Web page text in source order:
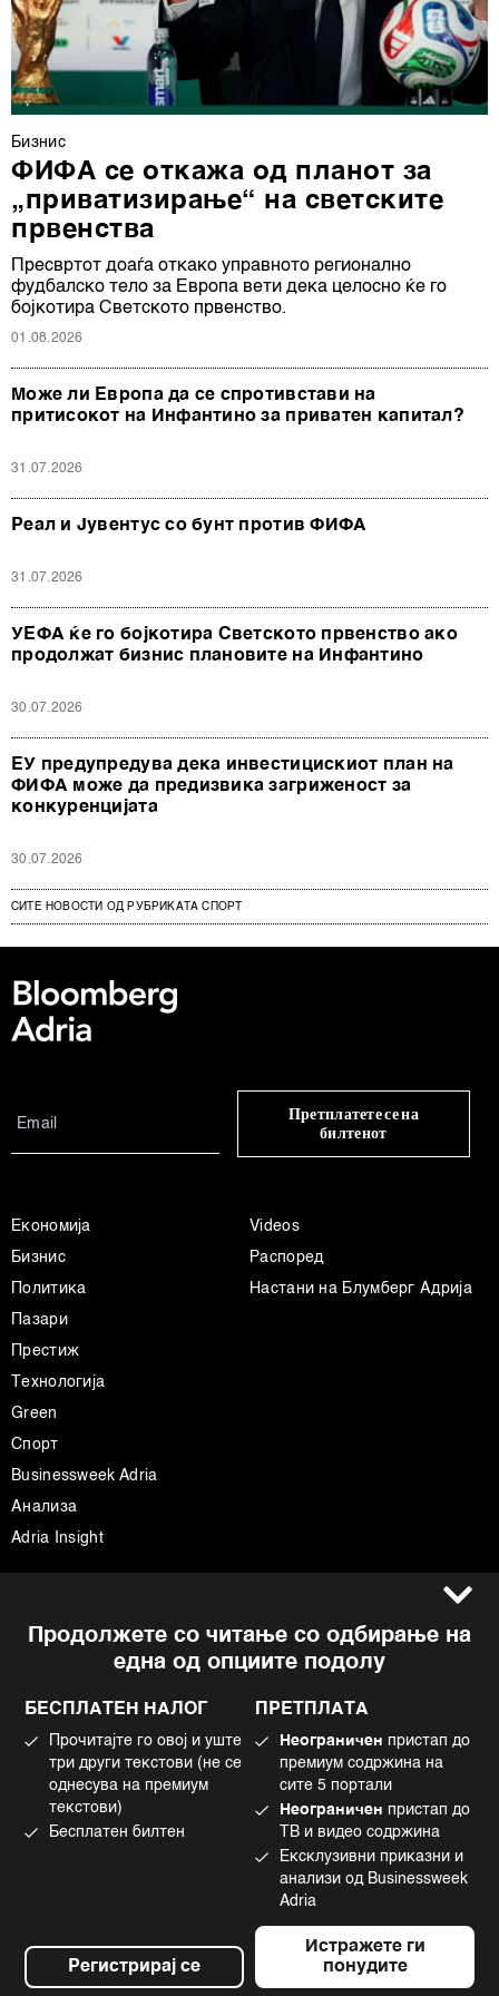
Бизнис
ФИФА се откажа од планот за
„приватизирање“ на светските
првенства
Пресвртот доаѓа откако управното регионално
фудбалско тело за Европа вети дека целосно ќе го
бојкотира Светското првенство.
01.08.2026
Може ли Европа да се спротивстави на
притисокот на Инфантино за приватен капитал?
31.07.2026
Реал и Јувентус со бунт против ФИФА
31.07.2026
УЕФА ќе го бојкотира Светското првенство ако
продолжат бизнис плановите на Инфантино
30.07.2026
ЕУ предупредува дека инвестицискиот план на
ФИФА може да предизвика загриженост за
конкуренцијата
30.07.2026
СИТЕ НОВОСТИ ОД РУБРИКАТА СПОРТ
Продолжете со читање со одбирање на
една од опциите подолу
БЕСПЛАТЕН НАЛОГ
Прочитајте го овој и уште
три други текстови (не се
однесува на премиум
текстови)
Бесплатен билтен
Регистрирај се
ПРЕТПЛАТА
Неограничен пристап до
премиум содржина на
сите 5 портали
Неограничен пристап до
ТВ и видео содржина
Ексклузивни приказни и
анализи од Businessweek
Adria
Истражете ги
понудите
Претплатете се на
билтенот
Економија
Бизнис
Политика
Пазари
Престиж
Технологија
Green
Спорт
Businessweek Adria
Анализа
Adria Insight
Videos
Распоред
Настани на Блумберг Адрија
Импресум
Политика на приватност
Употреба на вештачка интелигенција
Facebook
Instagram
Tiktok
©2022 - 2026 Bloomberg L.P. All Rights Reserved. BLOOMBERG and the
BLOOMBERG logo are registered trademarks and service marks of
Bloomberg Finance L.P. or its subsidiaries, displayed with permission
Bloomberg Adria is a Mtel Swiss SA Property
News CMS by Cubes